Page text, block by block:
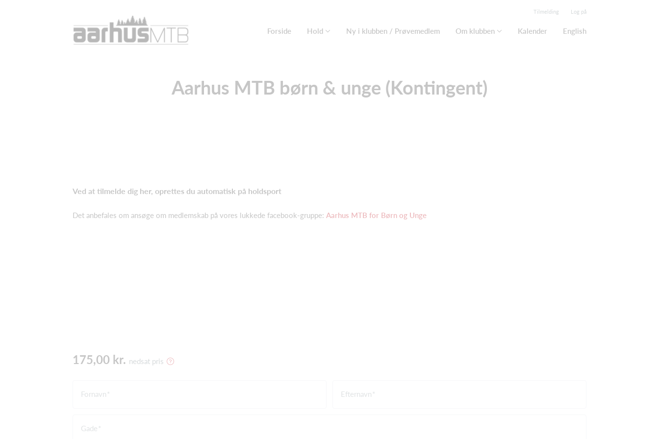
Tilmelding Log på
Forside Hold Ny i klubben / Prøvemedlem Om klubben Kalender English
Aarhus MTB børn & unge (Kontingent)
Ved at tilmelde dig her, oprettes du automatisk på holdsport
Det anbefales om ansøge om medlemskab på vores lukkede facebook-gruppe: Aarhus MTB for Børn og Unge
175,00 kr. nedsat pris
Fornavn Efternavn
Gade